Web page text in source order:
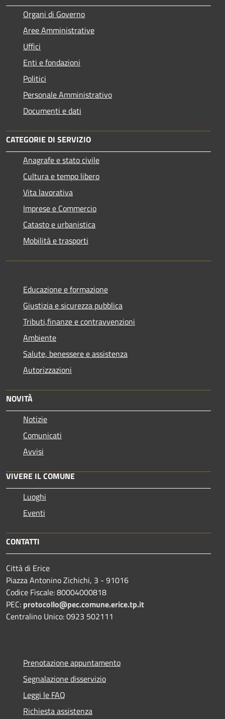
Organi di Governo
Aree Amministrative
Uffici
Enti e fondazioni
Politici
Personale Amministrativo
Documenti e dati
CATEGORIE DI SERVIZIO
Anagrafe e stato civile
Cultura e tempo libero
Vita lavorativa
Imprese e Commercio
Catasto e urbanistica
Mobilità e trasporti
Educazione e formazione
Giustizia e sicurezza pubblica
Tributi,finanze e contravvenzioni
Ambiente
Salute, benessere e assistenza
Autorizzazioni
NOVITÀ
Notizie
Comunicati
Avvisi
VIVERE IL COMUNE
Luoghi
Eventi
CONTATTI
Città di Erice
Piazza Antonino Zichichi, 3 - 91016
Codice Fiscale: 80004000818
PEC: protocollo@pec.comune.erice.tp.it
Centralino Unico: 0923 502111
Prenotazione appuntamento
Segnalazione disservizio
Leggi le FAQ
Richiesta assistenza